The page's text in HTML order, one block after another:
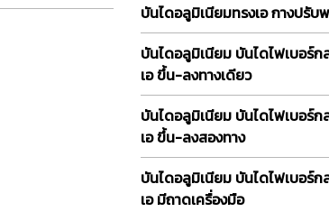
บันไดอลูมิเนียมทรงเอ กางปรับ
บันไดอลูมิเนียม บันไดไฟเบอร์ก
เอ ขึ้น-ลงทางเดียว
บันไดอลูมิเนียม บันไดไฟเบอร์ก
เอ ขึ้น-ลงสองทาง
บันไดอลูมิเนียม บันไดไฟเบอร์ก
เอ มีถาดเครื่องมือ